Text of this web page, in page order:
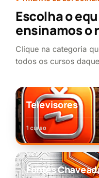
Escolha o
ensinamos o
Clique na categoria
todos os cursos
Televisores
1 curso
Fontes